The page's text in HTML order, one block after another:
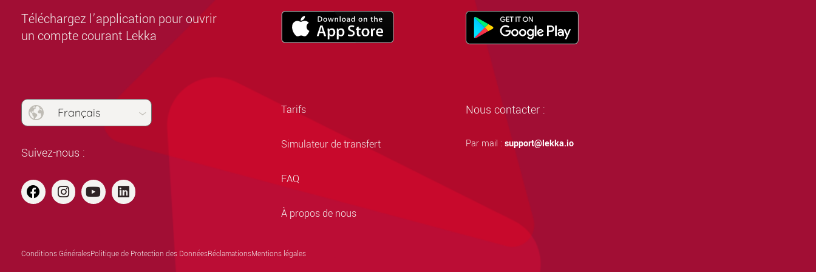
Téléchargez l’application pour ouvrir
un compte courant Lekka
Français
Suivez-nous :
Tarifs
Simulateur de transfert
FAQ
À propos de nous
Nous contacter :
Par mail :support@lekka.io
Conditions GénéralesPolitique de Protection des DonnéesRéclamationsMentions légales